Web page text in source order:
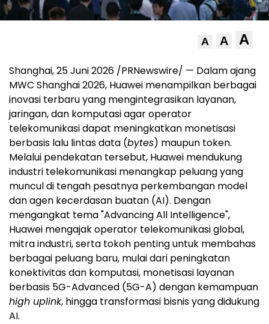
A A A
Shanghai, 25 Juni 2026 /PRNewswire/ — Dalam ajang
MWC Shanghai 2026, Huawei menampilkan berbagai
inovasi terbaru yang mengintegrasikan layanan,
jaringan, dan komputasi agar operator
telekomunikasi dapat meningkatkan monetisasi
berbasis lalu lintas data (bytes) maupun token.
Melalui pendekatan tersebut, Huawei mendukung
industri telekomunikasi menangkap peluang yang
muncul di tengah pesatnya perkembangan model
dan agen kecerdasan buatan (AI). Dengan
mengangkat tema "Advancing All Intelligence",
Huawei mengajak operator telekomunikasi global,
mitra industri, serta tokoh penting untuk membahas
berbagai peluang baru, mulai dari peningkatan
konektivitas dan komputasi, monetisasi layanan
berbasis 5G-Advanced (5G-A) dengan kemampuan
high uplink, hingga transformasi bisnis yang didukung
AI.